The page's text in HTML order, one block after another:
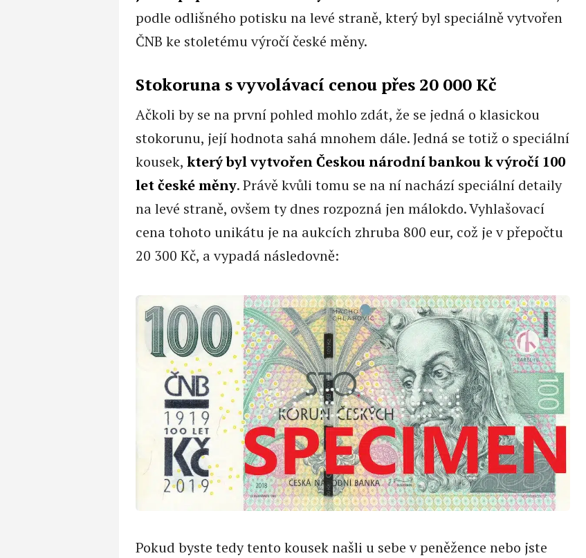
podle odlišného potisku na levé straně, který byl speciálně vytvořen
ČNB ke stoletému výročí české měny.
Stokoruna s vyvolávací cenou přes 20 000 Kč
Ačkoli by se na první pohled mohlo zdát, že se jedná o klasickou
stokorunu, její hodnota sahá mnohem dále. Jedná se totiž o speciální
kousek, který byl vytvořen Českou národní bankou k výročí 100
let české měny. Právě kvůli tomu se na ní nachází speciální detaily
na levé straně, ovšem ty dnes rozpozná jen málokdo. Vyhlašovací
cena tohoto unikátu je na aukcích zhruba 800 eur, což je v přepočtu
20 300 Kč, a vypadá následovně:
Pokud byste tedy tento kousek našli u sebe v peněžence nebo jste